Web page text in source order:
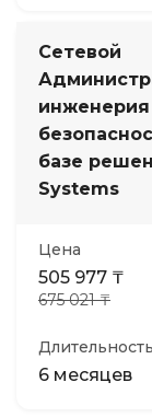
Сетевой
инженерия
базе
Systems
Цена
505 977 ₸
675 021 ₸
Длительность
6 месяцев